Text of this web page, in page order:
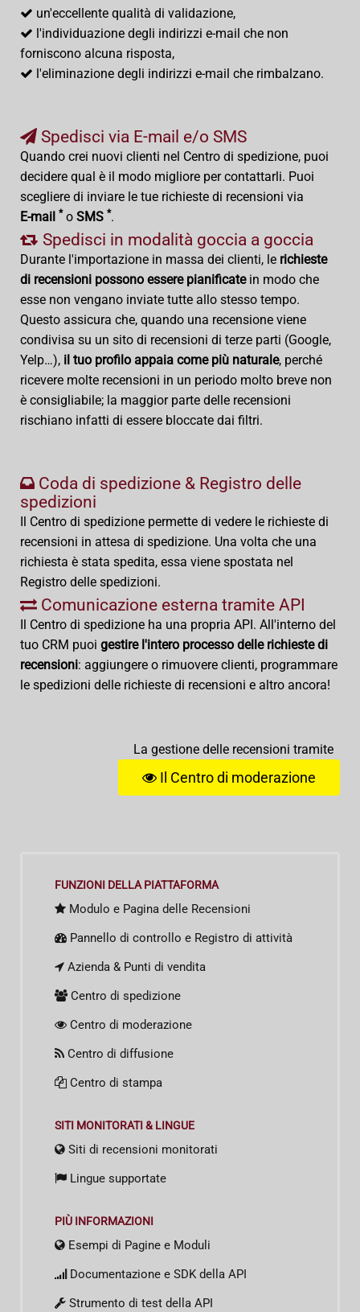
un'eccellente qualità di validazione,
l'individuazione degli indirizzi e-mail che non
forniscono alcuna risposta,
l'eliminazione degli indirizzi e-mail che rimbalzano.
Spedisci via E-mail e/o SMS
Quando crei nuovi clienti nel Centro di spedizione, puoi
decidere qual è il modo migliore per contattarli. Puoi
scegliere di inviare le tue richieste di recensioni via
E-mail *o SMS *.
Spedisci in modalità goccia a goccia
Durante l'importazione in massa dei clienti, le richieste
di recensioni possono essere pianificatein modo che
esse non vengano inviate tutte allo stesso tempo.
Questo assicura che, quando una recensione viene
condivisa su un sito di recensioni di terze parti (Google,
Yelp…), il tuo profilo appaia come più naturale, perché
ricevere molte recensioni in un periodo molto breve non
è consigliabile; la maggior parte delle recensioni
rischiano infatti di essere bloccate dai filtri.
Coda di spedizione & Registro delle
spedizioni
Il Centro di spedizione permette di vedere le richieste di
recensioni in attesa di spedizione. Una volta che una
richiesta è stata spedita, essa viene spostata nel
Registro delle spedizioni.
Comunicazione esterna tramite API
Il Centro di spedizione ha una propria API. All'interno del
tuo CRM puoi gestire l'intero processo delle richieste di
recensioni: aggiungere o rimuovere clienti, programmare
le spedizioni delle richieste di recensioni e altro ancora!
La gestione delle recensioni tramite
Il Centro di moderazione
FUNZIONI DELLA PIATTAFORMA
Modulo e Pagina delle Recensioni
Pannello di controllo e Registro di attività
Azienda & Punti di vendita
Centro di spedizione
Centro di moderazione
Centro di diffusione
Centro di stampa
SITI MONITORATI & LINGUE
Siti di recensioni monitorati
Lingue supportate
PIÙ INFORMAZIONI
Esempi di Pagine e Moduli
Documentazione e SDK della API
Strumento di test della API